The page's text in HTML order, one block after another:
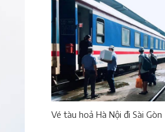
Vé tàu hoả Hà Nội đi Sài Gòn